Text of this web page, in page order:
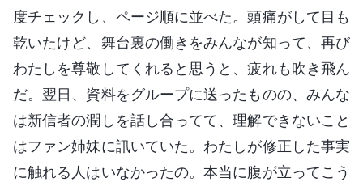
度チェックし、ページ順に並べた。頭痛がして目も
乾いたけど、舞台裏の働きをみんなが知って、再び
わたしを尊敬してくれると思うと、疲れも吹き飛ん
だ。翌日、資料をグループに送ったものの、みんな
は新信者の潤しを話し合ってて、理解できないこと
はファン姉妹に訊いていた。わたしが修正した事実
に触れる人はいなかったの。本当に腹が立ってこう